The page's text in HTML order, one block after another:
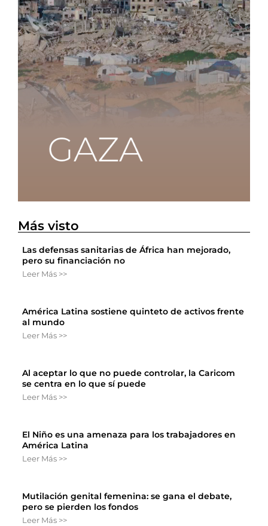
Más visto
Las defensas sanitarias de África han mejorado,
pero su financiación no
Leer Más >>
América Latina sostiene quinteto de activos frente
al mundo
Leer Más >>
Al aceptar lo que no puede controlar, la Caricom
se centra en lo que sí puede
Leer Más >>
El Niño es una amenaza para los trabajadores en
América Latina
Leer Más >>
Mutilación genital femenina: se gana el debate,
pero se pierden los fondos
Leer Más >>